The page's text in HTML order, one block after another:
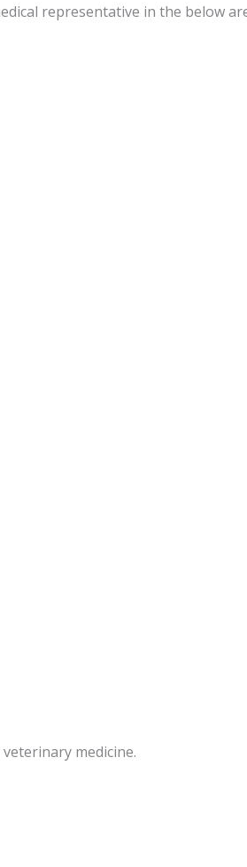
representative in the below
medicine.